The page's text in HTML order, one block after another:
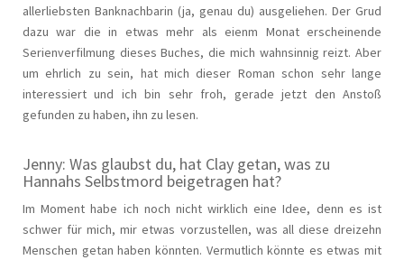
allerliebsten Banknachbarin (ja, genau du) ausgeliehen. Der Grud
dazu war die in etwas mehr als eienm Monat erscheinende
Serienverfilmung dieses Buches, die mich wahnsinnig reizt. Aber
um ehrlich zu sein, hat mich dieser Roman schon sehr lange
interessiert und ich bin sehr froh, gerade jetzt den Anstoß
gefunden zu haben, ihn zu lesen.
Jenny: Was glaubst du, hat Clay getan, was zu
Hannahs Selbstmord beigetragen hat?
Im Moment habe ich noch nicht wirklich eine Idee, denn es ist
schwer für mich, mir etwas vorzustellen, was all diese dreizehn
Menschen getan haben könnten. Vermutlich könnte es etwas mit